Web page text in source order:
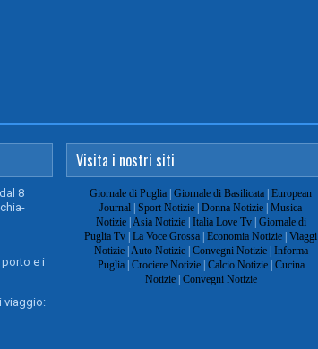
8
e i
viaggio:
Visita i nostri siti
Giornale di Puglia | Giornale di Basilicata | European
Journal | Sport Notizie | Donna Notizie | Musica
Notizie| Asia Notizie| Italia Love Tv| Giornale di
Puglia Tv | La Voce Grossa | Economia Notizie | Viaggi
Notizie| Auto Notizie| Convegni Notizie| Informa
Puglia| Crociere Notizie| Calcio Notizie| Cucina
Notizie| Convegni Notizie